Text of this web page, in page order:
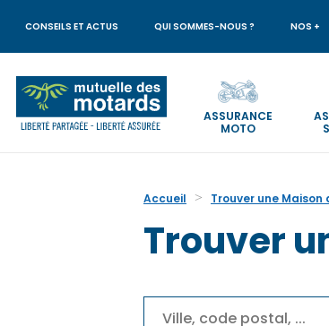
principal
CONSEILS ET ACTUS QUI SOMMES-NOUS ? NOS +
ASSURANCE
MOTO
Accueil Trouver une
Trouver